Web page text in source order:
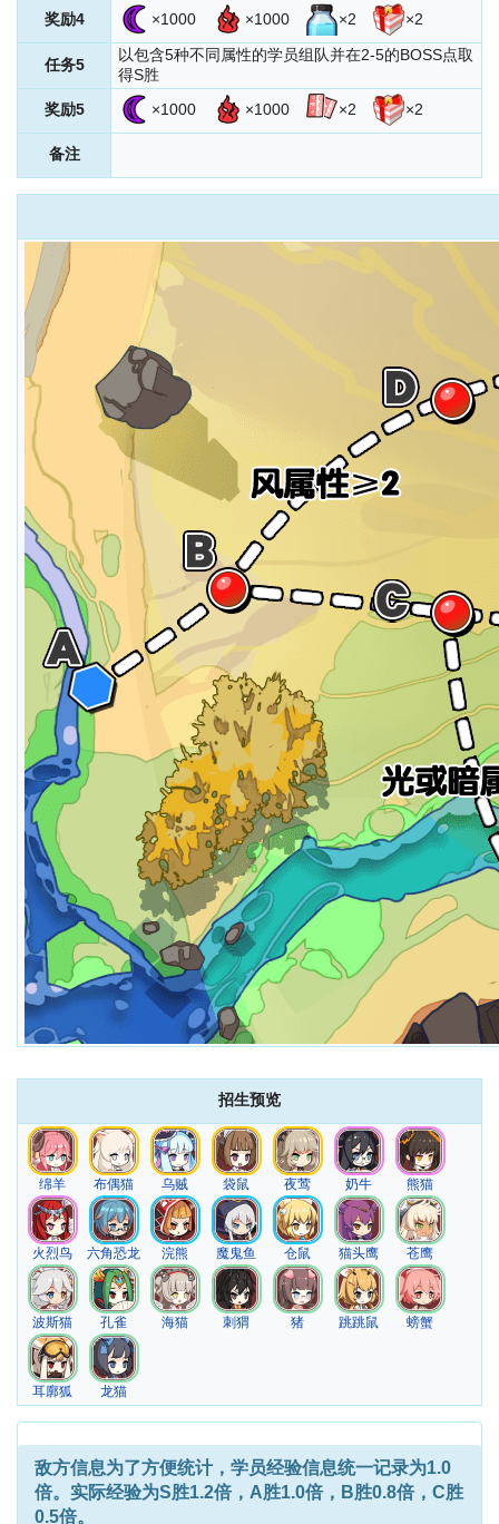
奖励4 ×1000 ×1000 ×2 ×2
任务5
以包含5种不同属性的学员组队并在2-5的BOSS点取
得S胜
奖励5
×1000 ×1000 ×2 ×2
备注
招生预览
绵羊 布偶猫 乌贼 袋鼠 夜莺 奶牛 熊猫
火烈鸟 六角恐龙 浣熊 魔鬼鱼 仓鼠 猫头鹰 苍鹰
波斯猫 孔雀 海猫 刺猬 猪 跳跳鼠 螃蟹
耳廓狐 龙猫
敌方信息为了方便统计，学员经验信息统一记录为1.0
倍。实际经验为S胜1.2倍，A胜1.0倍，B胜0.8倍，C胜
0.5倍。